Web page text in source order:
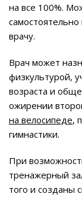
на все 100%.
врачу.
Врач может
физкультурой,
возраста и
ожирении
на велосипеде,
гимнастики.
При
тренажерный
того и созданы